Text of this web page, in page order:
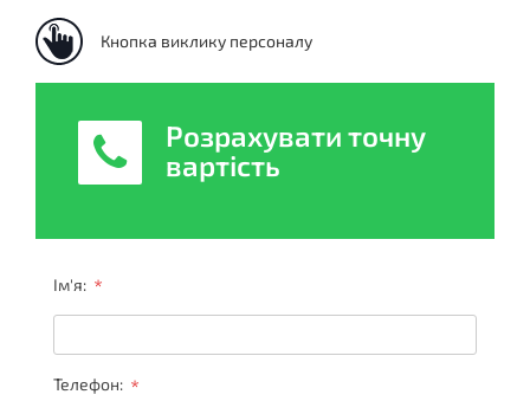
Кнопка виклику персоналу
Розрахувати точну
вартість
Ім'я: *
Телефон: *